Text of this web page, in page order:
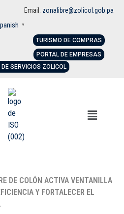
Email: zonalibre@zolicol.gob.pa
▼
TURISMO DE COMPRAS
PORTAL DE EMPRESAS
SERVICIOS ZOLICOL
DE COLÓN ACTIVA VENTANILLA
Y FORTALECER EL